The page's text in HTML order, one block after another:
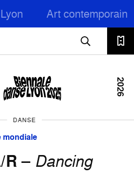
Art contemporain
DANSE
mondiale
R – Dancing
2026